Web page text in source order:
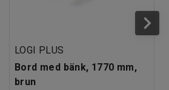
LOGI PLUS
Bord med bänk, 1770 mm,
brun